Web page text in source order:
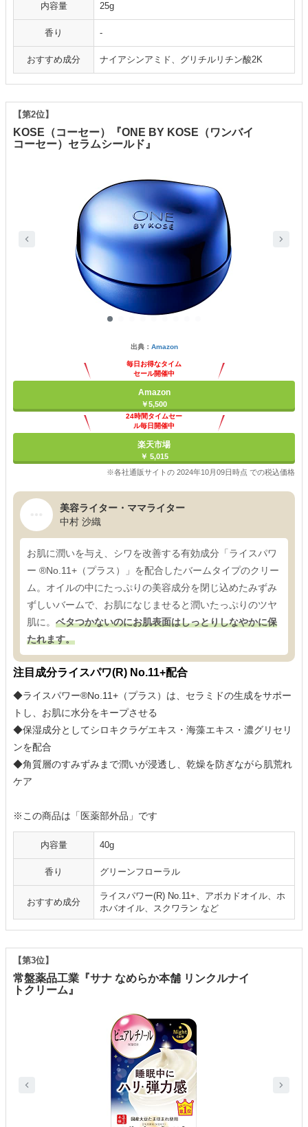
内容量 25g
香り -
おすすめ成分 ナイアシンアミド、グリチルリチン酸2K
KOSE（コーセー）『ONE BY KOSE（ワンバイ
コーセー）セラムシールド』
【第2位】
出典： Amazon
毎日お得なタイム
セール開催中
Amazon
￥5,500
24時間タイムセー
ル毎日開催中
楽天市場
￥ 5,015
※各社通販サイトの 2024年10月09日時点 での税込価格
美容ライター・ママライター
中村 沙織
お肌に潤いを与え、シワを改善する有効成分「ライスパワ
ー ®No.11+（プラス）」を配合したバームタイプのクリー
ム。オイルの中にたっぷりの美容成分を閉じ込めたみずみ
ずしいバームで、お肌になじませると潤いたっぷりのツヤ
肌に。 ベタつかないのにお肌表面はしっとりしなやかに保
たれます。
注目成分ライスパワ(R) No.11+配合
◆ライスパワー®No.11+（プラス）は、セラミドの生成をサポー
トし、お肌に水分をキープさせる
◆保湿成分としてシロキクラゲエキス・海藻エキス・濃グリセリ
ンを配合
◆角質層のすみずみまで潤いが浸透し、乾燥を防ぎながら肌荒れ
ケア
※この商品は「医薬部外品」です
内容量 40g
香り グリーンフローラル
おすすめ成分
ライスパワー(R) No.11+、アボカドオイル、ホ
ホバオイル、スクワラン など
常盤薬品工業『サナ なめらか本舗 リンクルナイ
トクリーム』
【第3位】